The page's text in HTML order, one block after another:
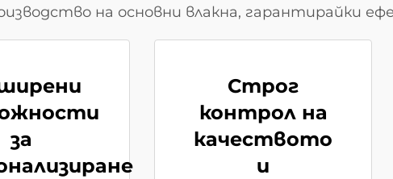
на основни влакна, гарантирайки
за
Строг
контрол на
качеството
и